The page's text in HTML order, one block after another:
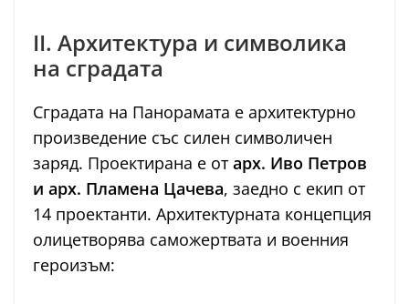
II. Архитектура и символика
на сградата
Сградата на Панорамата е архитектурно
произведение със силен символичен
заряд. Проектирана е отарх. Иво Петров
и арх. Пламена Цачева, заедно с екип от
14 проектанти. Архитектурната концепция
олицетворява саможертвата и военния
героизъм: